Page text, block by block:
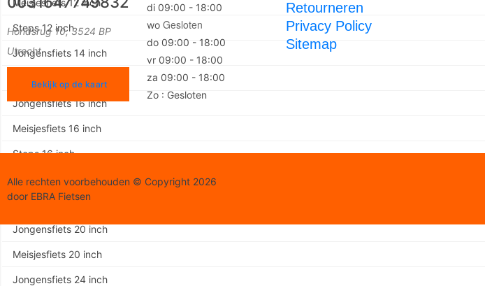
Meisjesfiets 12 inch
Steps 12 inch
Jongensfiets 14 inch
Jongensfiets 16 inch
Meisjesfiets 16 inch
Steps 16 inch
Jongensfiets 18 inch
Meisjesfiets 18 inch
Jongensfiets 20 inch
Meisjesfiets 20 inch
Jongensfiets 24 inch
Hondsrug 10, 3524 BP
Utrecht
Bekijk op de kaart
di 09:00 - 18:00
woGesloten
do 09:00 - 18:00
vr 09:00 - 18:00
za 09:00 - 18:00
Zo : Gesloten
Retourneren
Privacy Policy
Sitemap
Alle rechten voorbehouden © Copyright 2026
door EBRA Fietsen